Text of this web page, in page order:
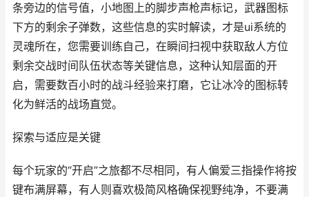
条旁边的信号值，小地图上的脚步声枪声标记，武器图标
下方的剩余子弹数，这些信息的实时解读，才是ui系统的
灵魂所在，您需要训练自己，在瞬间扫视中获取敌人方位
剩余交战时间队伍状态等关键信息，这种认知层面的开
启，需要数百小时的战斗经验来打磨，它让冰冷的图标转
化为鲜活的战场直觉。
探索与适应是关键
每个玩家的“开启”之旅都不尽相同，有人偏爱三指操作将按
键布满屏幕，有人则喜欢极简风格确保视野纯净，不要满